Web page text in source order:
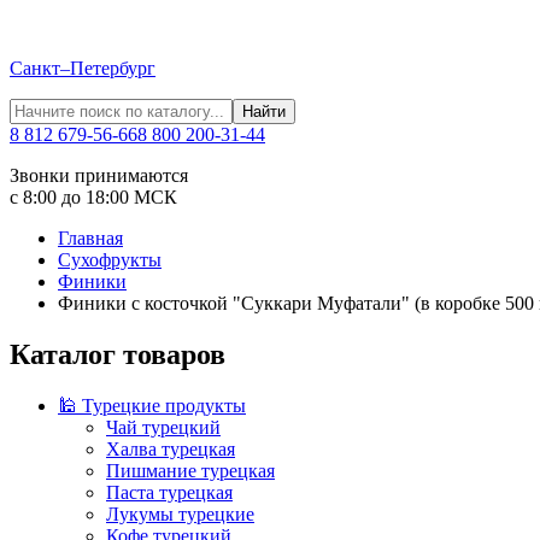
Санкт–Петербург
Найти
8 812 679-56-668 800 200-31-44
Звонки принимаются
с 8:00 до 18:00 МСК
Главная
Сухофрукты
Финики
Финики с косточкой "Суккари Муфатали" (в коробке 500
Каталог товаров
🕌 Турецкие продукты
Чай турецкий
Халва турецкая
Пишмание турецкая
Паста турецкая
Лукумы турецкие
Кофе турецкий